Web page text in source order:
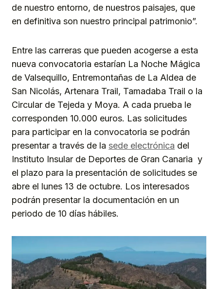
de nuestro entorno, de nuestros paisajes, que
en definitiva son nuestro principal patrimonio”.
Entre las carreras que pueden acogerse a esta
nueva convocatoria estarían La Noche Mágica
de Valsequillo, Entremontañas de La Aldea de
San Nicolás, Artenara Trail, Tamadaba Trail o la
Circular de Tejeda y Moya. A cada prueba le
corresponden 10.000 euros. Las solicitudes
para participar en la convocatoria se podrán
presentar a través de la sede electrónica del
Instituto Insular de Deportes de Gran Canaria y
el plazo para la presentación de solicitudes se
abre el lunes 13 de octubre. Los interesados
podrán presentar la documentación en un
periodo de 10 días hábiles.